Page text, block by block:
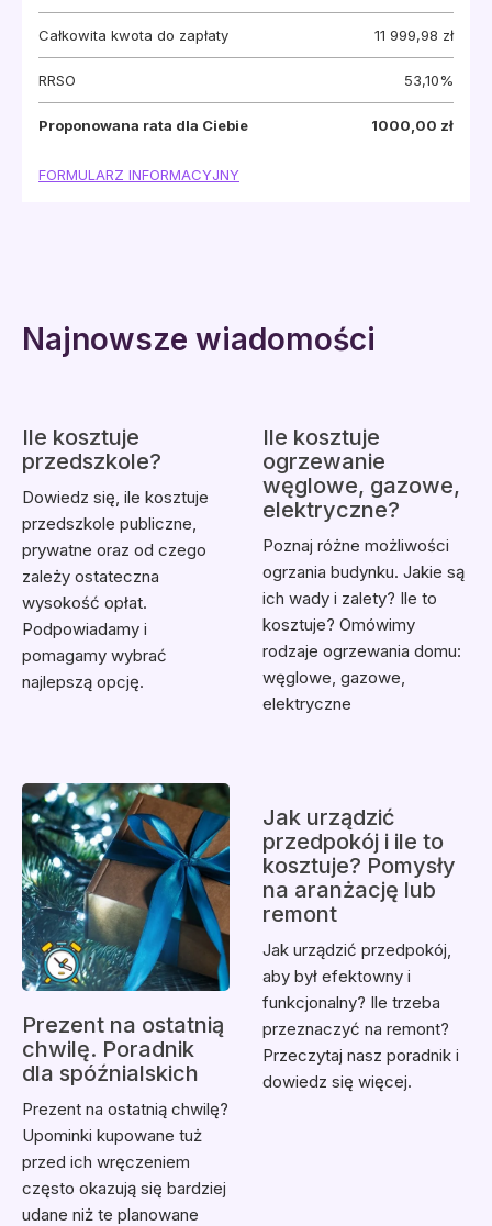
Całkowita kwota do zapłaty 11 999,98 zł
RRSO 53,10%
Proponowana rata dla Ciebie 1000,00 zł
FORMULARZ INFORMACYJNY
Najnowsze wiadomości
Ile kosztuje
przedszkole?
Dowiedz się, ile kosztuje
przedszkole publiczne,
prywatne oraz od czego
zależy ostateczna
wysokość opłat.
Podpowiadamy i
pomagamy wybrać
najlepszą opcję.
Ile kosztuje
ogrzewanie
węglowe, gazowe,
elektryczne?
Poznaj różne możliwości
ogrzania budynku. Jakie są
ich wady i zalety? Ile to
kosztuje? Omówimy
rodzaje ogrzewania domu:
węglowe, gazowe,
elektryczne
Prezent na ostatnią
chwilę. Poradnik
dla spóźnialskich
Prezent na ostatnią chwilę?
Upominki kupowane tuż
przed ich wręczeniem
często okazują się bardziej
udane niż te planowane
Jak urządzić
przedpokój i ile to
kosztuje? Pomysły
na aranżację lub
remont
Jak urządzić przedpokój,
aby był efektowny i
funkcjonalny? Ile trzeba
przeznaczyć na remont?
Przeczytaj nasz poradnik i
dowiedz się więcej.